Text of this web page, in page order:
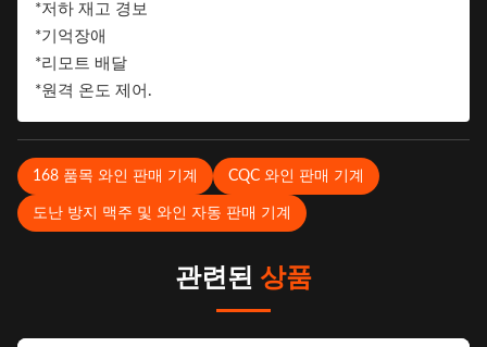
*저하 재고 경보
*기억장애
*리모트 배달
*원격 온도 제어.
168 품목 와인 판매 기계 CQC 와인 판매 기계
도난 방지 맥주 및 와인 자동 판매 기계
관련된 상품